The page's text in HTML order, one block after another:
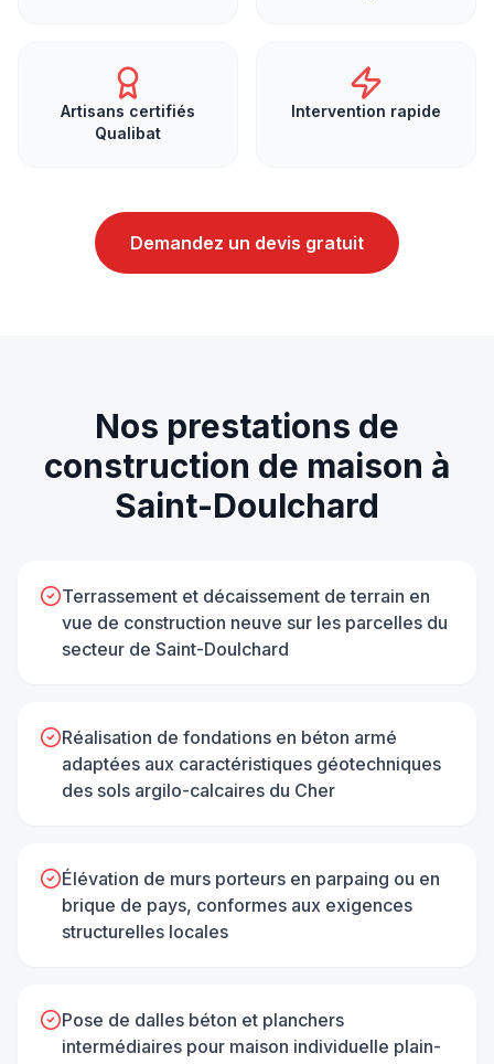
Artisans certifiés
Qualibat
Intervention rapide
Demandez un devis gratuit
Nos prestations de
construction de maison à
Saint-Doulchard
Terrassement et décaissement de terrain en
vue de construction neuve sur les parcelles du
secteur de Saint-Doulchard
Réalisation de fondations en béton armé
adaptées aux caractéristiques géotechniques
des sols argilo-calcaires du Cher
Élévation de murs porteurs en parpaing ou en
brique de pays, conformes aux exigences
structurelles locales
Pose de dalles béton et planchers
intermédiaires pour maison individuelle plain-